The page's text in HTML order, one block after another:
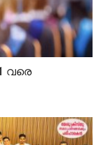
വരെ